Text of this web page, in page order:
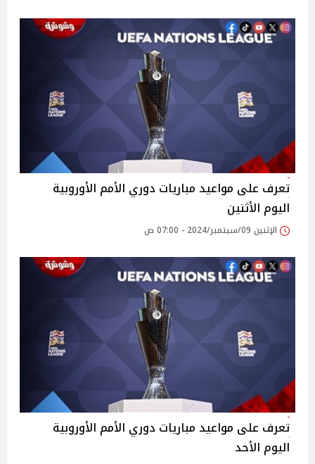
تعرف على مواعيد مباريات دوري الأمم الأوروبية
اليوم الأثنين
الإثنين 09/سبتمبر/2024 - 07:00 ص
تعرف على مواعيد مباريات دوري الأمم الأوروبية
اليوم الأحد